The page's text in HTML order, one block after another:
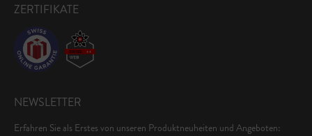
ZERTIFIKATE
NEWSLETTER
Erfahren Sie als Erstes von unseren Produktneuheiten und Angeboten: